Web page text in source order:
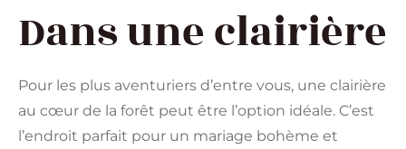
Dans une clairière
Pour les plus aventuriers d’entre vous, une clairière
au cœur de la forêt peut être l’option idéale. C’est
l’endroit parfait pour un mariage bohème et